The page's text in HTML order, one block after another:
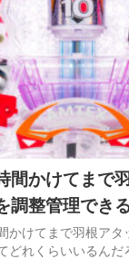
間かけてまで
調整管理でき
かけてまで羽根アタ
どれくらいいるんだ